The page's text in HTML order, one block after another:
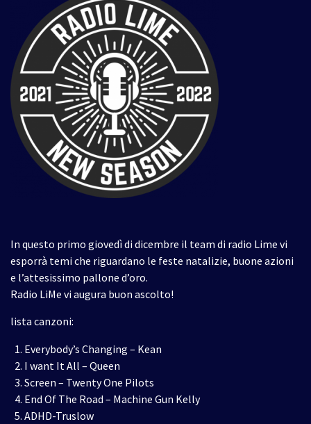
In questo primo giovedì di dicembre il team di radio Lime vi
esporrà temi che riguardano le feste natalizie, buone azioni
e l’attesissimo pallone d’oro.
Radio LiMe vi augura buon ascolto!
lista canzoni:
Everybody’s Changing – Kean
I want It All – Queen
Screen – Twenty One Pilots
End Of The Road – Machine Gun Kelly
ADHD-Truslow